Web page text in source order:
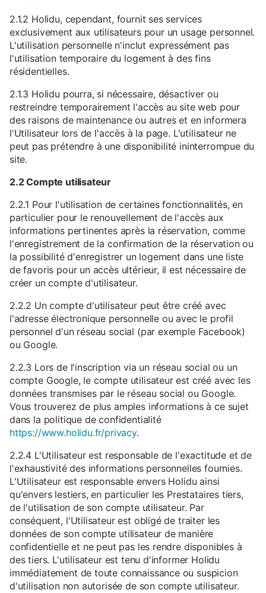
2.1.2 Holidu, cependant, fournit ses services
exclusivement aux utilisateurs pour un usage personnel.
L'utilisation personnelle n'inclut expressément pas
l'utilisation temporaire du logement à des fins
résidentielles.
2.1.3 Holidu pourra, si nécessaire, désactiver ou
restreindre temporairement l'accès au site web pour
des raisons de maintenance ou autres et en informera
l'Utilisateur lors de l'accès à la page. L'utilisateur ne
peut pas prétendre à une disponibilité ininterrompue du
site.
2.2 Compte utilisateur
2.2.1 Pour l'utilisation de certaines fonctionnalités, en
particulier pour le renouvellement de l'accès aux
informations pertinentes après la réservation, comme
l'enregistrement de la confirmation de la réservation ou
la possibilité d'enregistrer un logement dans une liste
de favoris pour un accès ultérieur, il est nécessaire de
créer un compte d'utilisateur.
2.2.2 Un compte d'utilisateur peut être créé avec
l'adresse électronique personnelle ou avec le profil
personnel d'un réseau social (par exemple Facebook)
ou Google.
2.2.3 Lors de l'inscription via un réseau social ou un
compte Google, le compte utilisateur est créé avec les
données transmises par le réseau social ou Google.
Vous trouverez de plus amples informations à ce sujet
dans la politique de confidentialité
https://www.holidu.fr/privacy.
2.2.4 L'Utilisateur est responsable de l'exactitude et de
l'exhaustivité des informations personnelles fournies.
L'Utilisateur est responsable envers Holidu ainsi
qu'envers lestiers, en particulier les Prestataires tiers,
de l'utilisation de son compte utilisateur. Par
conséquent, l'Utilisateur est obligé de traiter les
données de son compte utilisateur de manière
confidentielle et ne peut pas les rendre disponibles à
des tiers. L'utilisateur est tenu d'informer Holidu
immédiatement de toute connaissance ou suspicion
d'utilisation non autorisée de son compte utilisateur.